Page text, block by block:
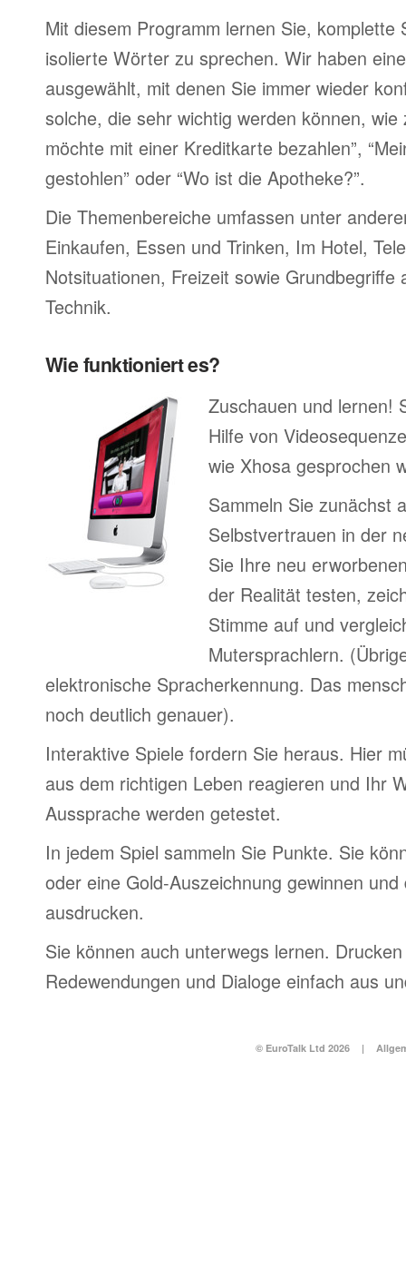
Mit diesem Programm lernen Sie, komplette
isolierte Wörter zu sprechen. Wir haben
ausgewählt, mit denen Sie immer wieder
solche, die sehr wichtig werden können, wie
möchte mit einer Kreditkarte bezahlen”,
gestohlen” oder “Wo ist die Apotheke?”.
Die Themenbereiche umfassen unter
Einkaufen, Essen und Trinken, Im Hotel,
Notsituationen, Freizeit sowie
Technik.
Wie funktioniert es?
Zuschauen und lernen!
Hilfe von
wie Xhosa gesprochen
Sammeln Sie zunächst
Selbstvertrauen in der
Sie Ihre neu
der Realität testen,
Stimme auf und
Mutersprachlern.
elektronische Spracherkennung. Das
noch deutlich genauer).
Interaktive Spiele fordern Sie heraus. Hier
aus dem richtigen Leben reagieren und Ihr
Aussprache werden getestet.
In jedem Spiel sammeln Sie Punkte. Sie
oder eine Gold-Auszeichnung gewinnen
ausdrucken.
Sie können auch unterwegs lernen.
Redewendungen und Dialoge einfach aus
© EuroTalk Ltd 2026 |